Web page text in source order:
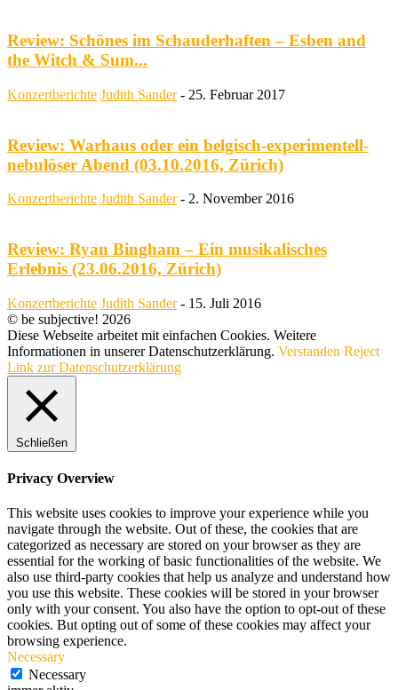
Review: Schönes im Schauderhaften – Esben and
the Witch & Sum...
Konzertberichte Judith Sander - 25. Februar 2017
Review: Warhaus oder ein belgisch-experimentell-
nebulöser Abend (03.10.2016, Zürich)
Konzertberichte Judith Sander - 2. November 2016
Review: Ryan Bingham – Ein musikalisches
Erlebnis (23.06.2016, Zürich)
Konzertberichte Judith Sander - 15. Juli 2016
© be subjective! 2026
Diese Webseite arbeitet mit einfachen Cookies. Weitere
Informationen in unserer Datenschutzerklärung. Verstanden Reject
Link zur Datenschutzerklärung
Schließen
Privacy Overview
This website uses cookies to improve your experience while you
navigate through the website. Out of these, the cookies that are
categorized as necessary are stored on your browser as they are
essential for the working of basic functionalities of the website. We
also use third-party cookies that help us analyze and understand how
you use this website. These cookies will be stored in your browser
only with your consent. You also have the option to opt-out of these
cookies. But opting out of some of these cookies may affect your
browsing experience.
Necessary
Necessary